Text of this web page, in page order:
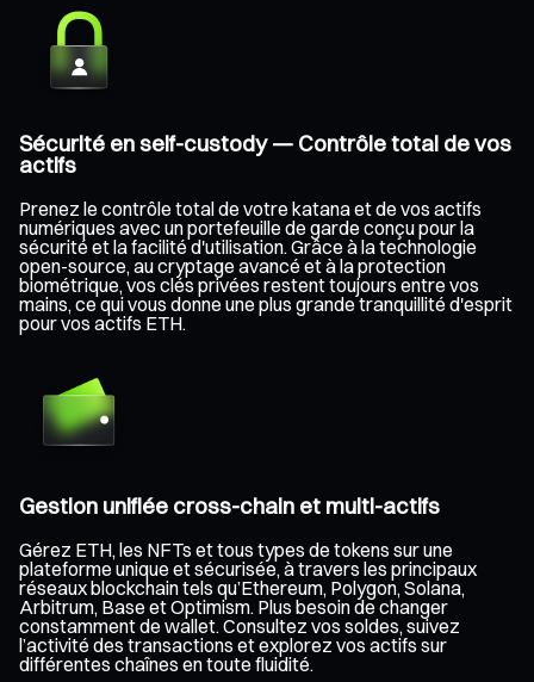
Sécurité en self-custody — Contrôle total de vos
actifs
Prenez le contrôle total de votre katana et de vos actifs
numériques avec un portefeuille de garde conçu pour la
sécurité et la facilité d'utilisation. Grâce à la technologie
open-source, au cryptage avancé et à la protection
biométrique, vos clés privées restent toujours entre vos
mains, ce qui vous donne une plus grande tranquillité d'esprit
pour vos actifs ETH.
Gestion unifiée cross-chain et multi-actifs
Gérez ETH, les NFTs et tous types de tokens sur une
plateforme unique et sécurisée, à travers les principaux
réseaux blockchain tels qu’Ethereum, Polygon, Solana,
Arbitrum, Base et Optimism. Plus besoin de changer
constamment de wallet. Consultez vos soldes, suivez
l’activité des transactions et explorez vos actifs sur
différentes chaînes en toute fluidité.